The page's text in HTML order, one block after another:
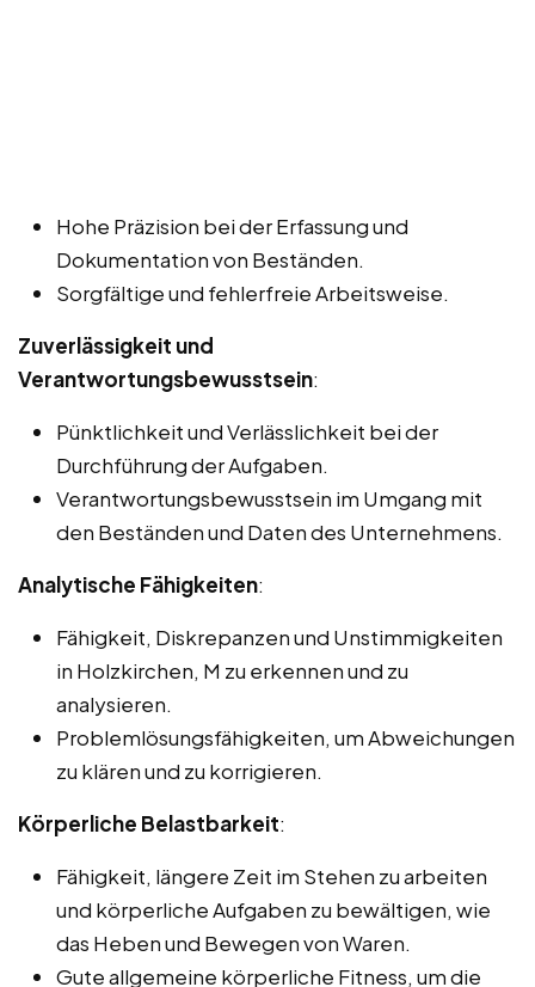
Hohe Präzision bei der Erfassung und
Dokumentation von Beständen.
Sorgfältige und fehlerfreie Arbeitsweise.
Zuverlässigkeit und
Verantwortungsbewusstsein:
Pünktlichkeit und Verlässlichkeit bei der
Durchführung der Aufgaben.
Verantwortungsbewusstsein im Umgang mit
den Beständen und Daten des Unternehmens.
Analytische Fähigkeiten:
Fähigkeit, Diskrepanzen und Unstimmigkeiten
in Holzkirchen, M zu erkennen und zu
analysieren.
Problemlösungsfähigkeiten, um Abweichungen
zu klären und zu korrigieren.
Körperliche Belastbarkeit:
Fähigkeit, längere Zeit im Stehen zu arbeiten
und körperliche Aufgaben zu bewältigen, wie
das Heben und Bewegen von Waren.
Gute allgemeine körperliche Fitness, um die